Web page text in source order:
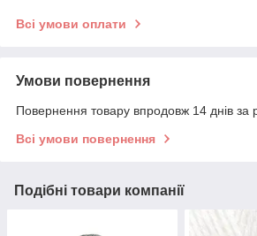
Всі умови оплати
Умови повернення
Повернення товару впродовж 14 днів за
Всі умови повернення
Подібні товари компанії